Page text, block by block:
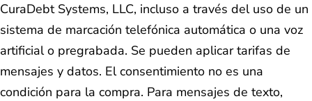
CuraDebt Systems, LLC, incluso a través del uso de un
sistema de marcación telefónica automática o una voz
artificial o pregrabada. Se pueden aplicar tarifas de
mensajes y datos. El consentimiento no es una
condición para la compra. Para mensajes de texto,